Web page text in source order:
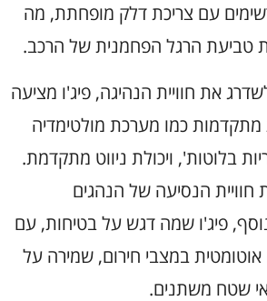
עם צריכת דלק מופחתת, מה
טביעת הרגל הפחמנית של הרכב.
את חוויית הנהיגה, פיג'ו מציעה
מתקדמות כמו מערכת מולטימדיה
בלוטות', ויכולת ניווט מתקדמת.
חוויית הנסיעה של הנהגים
פיג'ו שמה דגש על בטיחות, עם
במצבי חירום, שמירה על
שטח משתנים.